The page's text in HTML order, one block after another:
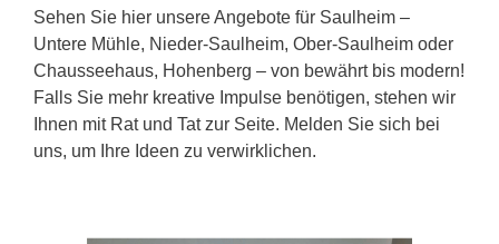
Sehen Sie hier unsere Angebote für Saulheim –
Untere Mühle, Nieder-Saulheim, Ober-Saulheim oder
Chausseehaus, Hohenberg – von bewährt bis modern!
Falls Sie mehr kreative Impulse benötigen, stehen wir
Ihnen mit Rat und Tat zur Seite. Melden Sie sich bei
uns, um Ihre Ideen zu verwirklichen.